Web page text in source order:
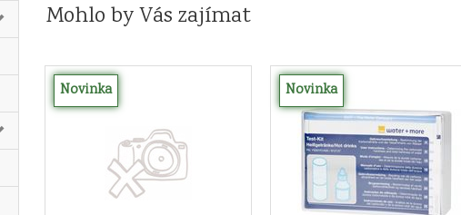
Mohlo by Vás zajímat
Novinka Novinka